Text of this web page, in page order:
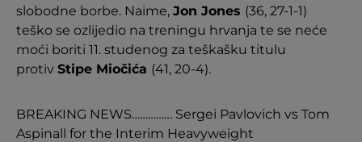
slobodne borbe. Naime, Jon Jones (36, 27-1-1)
teško se ozlijedio na treningu hrvanja te se neće
moći boriti 11. studenog za teškašku titulu
protiv Stipe Miočića (41, 20-4).
BREAKING NEWS…………… Sergei Pavlovich vs Tom
Aspinall for the Interim Heavyweight